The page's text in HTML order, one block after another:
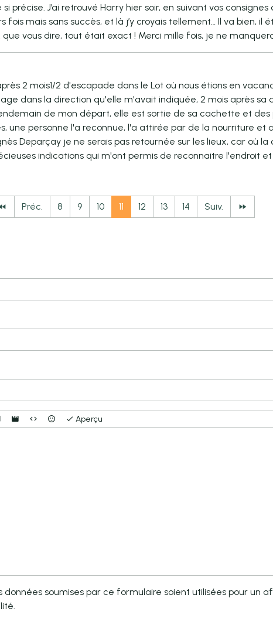
précise. J’ai retrouvé Harry hier soir, en suivant vos consignes
fois mais sans succès, et là j’y croyais tellement… Il va bien, il
que vous dire, tout était exact ! Merci mille fois, je ne
2 mois1/2 d'escapade dans le Lot où nous étions en
dans la direction qu'elle m'avait indiquée, 2 mois après sa
de mon départ, elle est sortie de sa cachette et
une personne l'a reconnue, l'a attirée par de la nourriture et
Deparçay je ne serais pas retournée sur les lieux, car où
indications qui m'ont permis de reconnaitre l'endroit
Préc. 8 9 10 11 12 13 14 Suiv.
Aperçu
soumises par ce formulaire soient utilisées pour un